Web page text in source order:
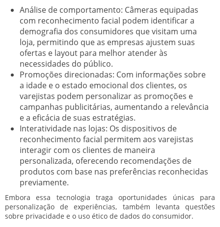
Análise de comportamento: Câmeras equipadas
com reconhecimento facial podem identificar a
demografia dos consumidores que visitam uma
loja, permitindo que as empresas ajustem suas
ofertas e layout para melhor atender às
necessidades do público.
Promoções direcionadas: Com informações sobre
a idade e o estado emocional dos clientes, os
varejistas podem personalizar as promoções e
campanhas publicitárias, aumentando a relevância
e a eficácia de suas estratégias.
Interatividade nas lojas: Os dispositivos de
reconhecimento facial permitem aos varejistas
interagir com os clientes de maneira
personalizada, oferecendo recomendações de
produtos com base nas preferências reconhecidas
previamente.
Embora essa tecnologia traga oportunidades únicas para
personalização de experiências, também levanta questões
sobre privacidade e o uso ético de dados do consumidor.